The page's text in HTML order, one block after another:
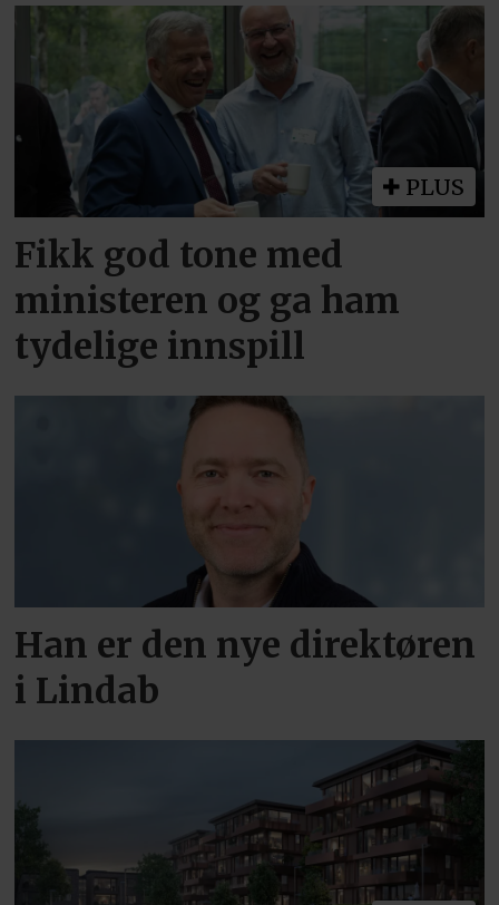
PLUS
Fikk god tone med
ministeren og ga ham
tydelige innspill
Han er den nye direktøren
i Lindab